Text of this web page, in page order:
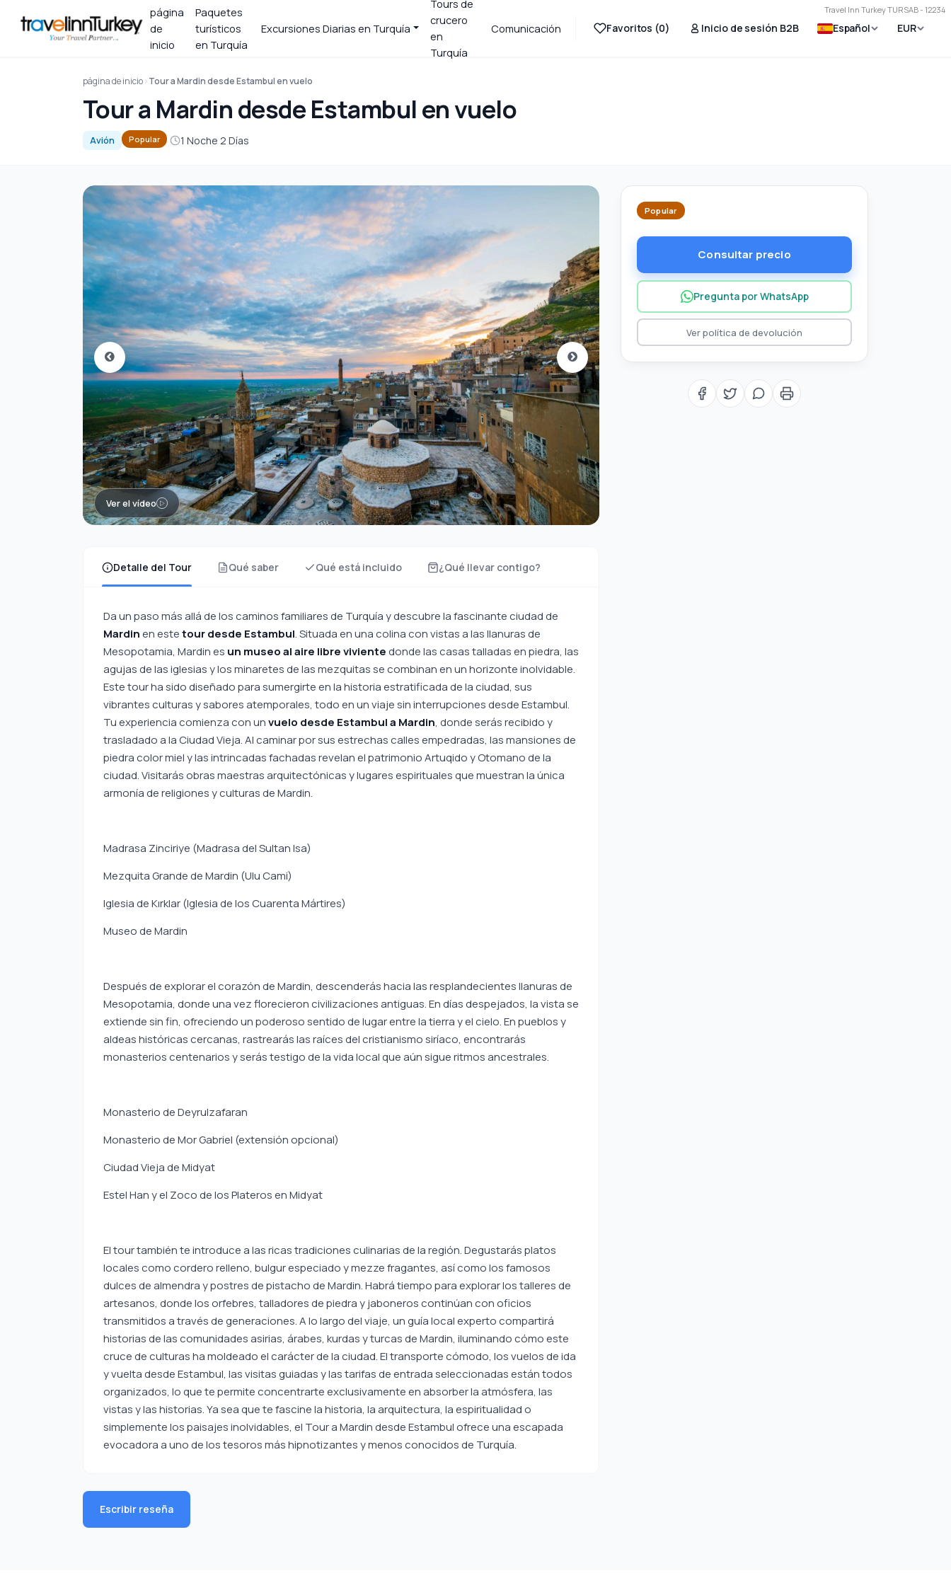
Travel Inn Turkey TURSAB - 12234
página
de
inicio
Paquetes
turísticos
en Turquía
Excursiones Diarias en Turquía
Tours de
crucero
en
Turquía
Comunicación Favoritos (0) Inicio de sesión B2B Español EUR
página de inicio Tour a Mardin desde Estambul en vuelo
Tour a Mardin desde Estambul en vuelo
Avión Popular 1 Noche 2 Días
Ver el vídeo
Detalle del Tour Qué saber Qué está incluido ¿Qué llevar contigo?
Da un paso más allá de los caminos familiares de Turquía y descubre la fascinante ciudad de
Mardinen estetour desde Estambul. Situada en una colina con vistas a las llanuras de
Mesopotamia, Mardin es un museo al aire libre vivientedonde las casas talladas en piedra, las
agujas de las iglesias y los minaretes de las mezquitas se combinan en un horizonte inolvidable.
Este tour ha sido diseñado para sumergirte en la historia estratificada de la ciudad, sus
vibrantes culturas y sabores atemporales, todo en un viaje sin interrupciones desde Estambul.
Tu experiencia comienza con unvuelo desde Estambul a Mardin, donde serás recibido y
trasladado a la Ciudad Vieja. Al caminar por sus estrechas calles empedradas, las mansiones de
piedra color miel y las intrincadas fachadas revelan el patrimonio Artuqido y Otomano de la
ciudad. Visitarás obras maestras arquitectónicas y lugares espirituales que muestran la única
armonía de religiones y culturas de Mardin.
Madrasa Zinciriye (Madrasa del Sultan Isa)
Mezquita Grande de Mardin (Ulu Cami)
Iglesia de Kırklar (Iglesia de los Cuarenta Mártires)
Museo de Mardin
Después de explorar el corazón de Mardin, descenderás hacia las resplandecientes llanuras de
Mesopotamia, donde una vez florecieron civilizaciones antiguas. En días despejados, la vista se
extiende sin fin, ofreciendo un poderoso sentido de lugar entre la tierra y el cielo. En pueblos y
aldeas históricas cercanas, rastrearás las raíces del cristianismo siríaco, encontrarás
monasterios centenarios y serás testigo de la vida local que aún sigue ritmos ancestrales.
Monasterio de Deyrulzafaran
Monasterio de Mor Gabriel (extensión opcional)
Ciudad Vieja de Midyat
Estel Han y el Zoco de los Plateros en Midyat
El tour también te introduce a las ricas tradiciones culinarias de la región. Degustarás platos
locales como cordero relleno, bulgur especiado y mezze fragantes, así como los famosos
dulces de almendra y postres de pistacho de Mardin. Habrá tiempo para explorar los talleres de
artesanos, donde los orfebres, talladores de piedra y jaboneros continúan con oficios
transmitidos a través de generaciones. A lo largo del viaje, un guía local experto compartirá
historias de las comunidades asirias, árabes, kurdas y turcas de Mardin, iluminando cómo este
cruce de culturas ha moldeado el carácter de la ciudad. El transporte cómodo, los vuelos de ida
y vuelta desde Estambul, las visitas guiadas y las tarifas de entrada seleccionadas están todos
organizados, lo que te permite concentrarte exclusivamente en absorber la atmósfera, las
vistas y las historias. Ya sea que te fascine la historia, la arquitectura, la espiritualidad o
simplemente los paisajes inolvidables, el Tour a Mardin desde Estambul ofrece una escapada
evocadora a uno de los tesoros más hipnotizantes y menos conocidos de Turquía.
Escribir reseña
Popular
Consultar precio
Pregunta por WhatsApp
Ver política de devolución